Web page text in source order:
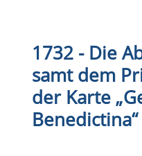
1732 - Die
samt dem
der Karte
Benedictina“